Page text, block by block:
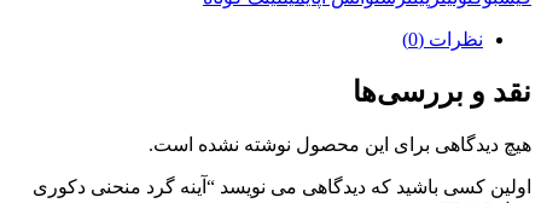
نظرات (0)
نقد و بررسی‌ها
هیچ دیدگاهی برای این محصول نوشته نشده است.
اولین کسی باشید که دیدگاهی می نویسد “آینه گرد منحنی دکوری